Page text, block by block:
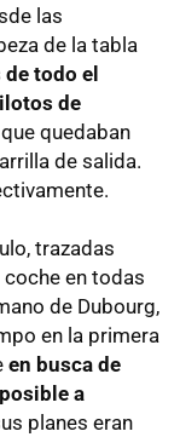
las
de la tabla
de todo el
de
quedaban
de salida.
trazadas
en todas
de Dubourg,
en la primera
en busca de
a
planes eran